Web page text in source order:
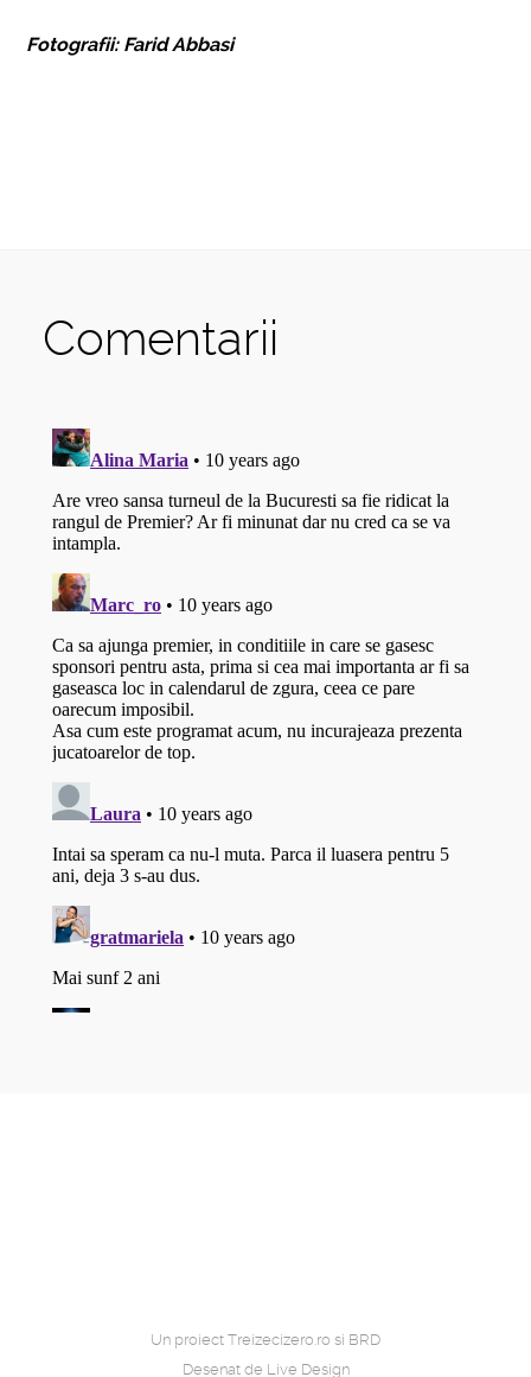
Fotografii: Farid Abbasi
Comentarii
Un proiect Treizecizero.ro si BRD
Desenat de Live Design